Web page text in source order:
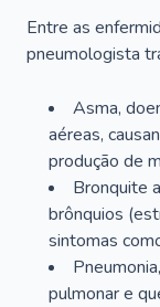
Entre as
pneumologista
Asma,
aéreas,
produção de
Bronquite
brônquios
sintomas
pulmonar e